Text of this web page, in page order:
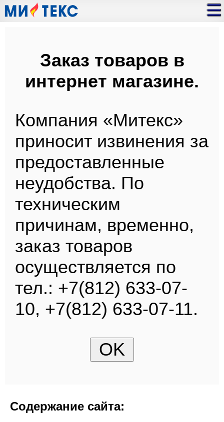
Заказ товаров в
интернет магазине.
Компания «Митекс»
приносит извинения за
предоставленные
неудобства. По
техническим
причинам, временно,
заказ товаров
осуществляется по
тел.: +7(812) 633-07-
10, +7(812) 633-07-11.
Содержание сайта: